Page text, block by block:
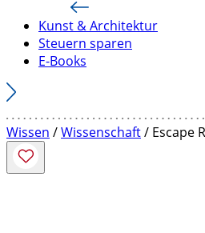
Kunst & Architektur
Steuern sparen
E-Books
Wissen /Wissenschaft/ Escape